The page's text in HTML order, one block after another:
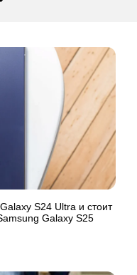
S24 Ultra и стоит
Galaxy S25